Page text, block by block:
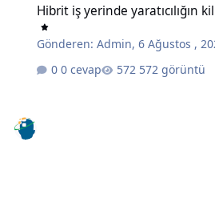
Hibrit iş yerinde yaratıcılığın
Gönderen:Admin,6 Ağustos ,
0 cevap
572 görüntü